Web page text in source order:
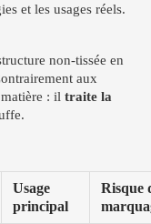
et les usages réels.
non-tissée en
aux
: il traite la
Usage
principal
Risque